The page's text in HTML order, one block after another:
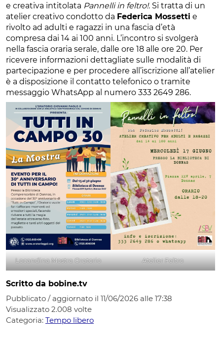
e creativa intitolata Pannelli in feltro!. Si tratta di un
atelier creativo condotto da Federica Mossetti e
rivolto ad adulti e ragazzi in una fascia d’età
compresa dai 14 ai 100 anni. L’incontro si svolgerà
nella fascia oraria serale, dalle ore 18 alle ore 20. Per
ricevere informazioni dettagliate sulle modalità di
partecipazione e per procedere all’iscrizione all’atelier
è a disposizione il contatto telefonico o tramite
messaggio WhatsApp al numero 333 2649 286.
Locandina Mostra Oratorio Atelier Feltro
Scritto da bobine.tv
Pubblicato / aggiornato il 11/06/2026 alle 17:38
Visualizzato 2.008 volte
Categoria: Tempo libero